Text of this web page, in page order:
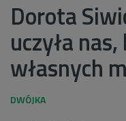
Dorota
uczyła
własnych